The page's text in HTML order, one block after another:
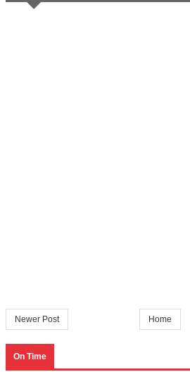
Newer Post Home
On Time